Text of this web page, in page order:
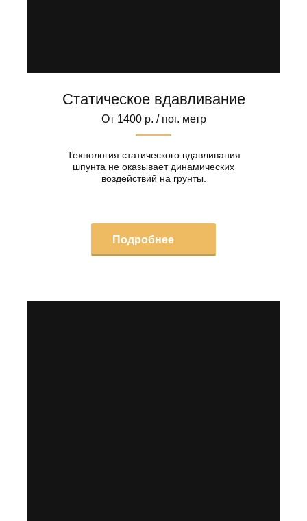
Статическое вдавливание
От 1400 р. / пог. метр
Технология статического вдавливания
шпунта не оказывает динамических
воздействий на грунты.
Подробнее